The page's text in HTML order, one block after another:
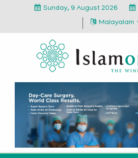
Sunday, 9 August 2026
Malayalam